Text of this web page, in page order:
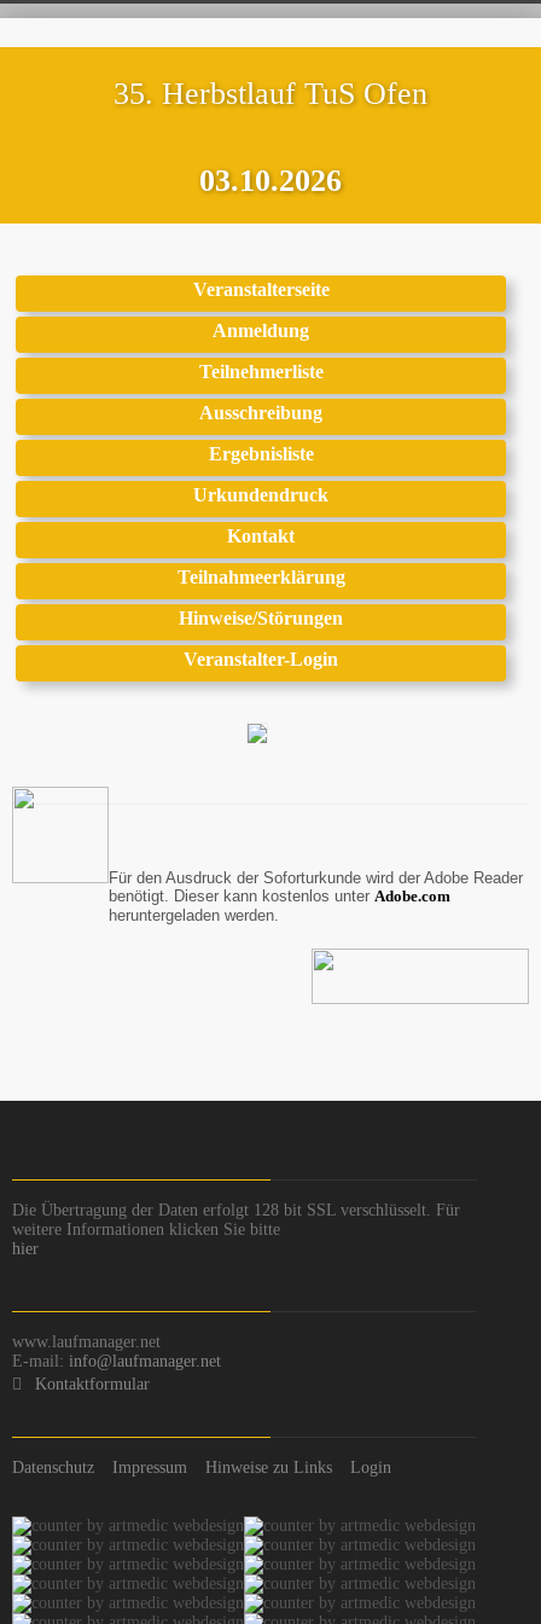
35. Herbstlauf TuS Ofen
03.10.2026
Veranstalterseite
Anmeldung
Teilnehmerliste
Ausschreibung
Ergebnisliste
Urkundendruck
Kontakt
Teilnahmeerklärung
Hinweise/Störungen
Veranstalter-Login
Für den Ausdruck der Soforturkunde wird der Adobe Reader
benötigt. Dieser kann kostenlos unter Adobe.com
heruntergeladen werden.
Die Übertragung der Daten erfolgt 128 bit SSL verschlüsselt. Für
weitere Informationen klicken Sie bitte
hier
www.laufmanager.net
E-mail: info@laufmanager.net
Kontaktformular
Datenschutz Impressum Hinweise zu Links Login